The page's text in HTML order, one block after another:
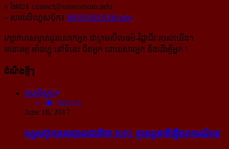
» មែល៖ contact@monoroom.info
» សារលើហ្វេសប៊ុក៖ MONOROOM.info
រក្សាភាពសម្ងាត់ជូនលោកអ្នក ជាក្រមសីលធម៌-​វិជ្ជាជីវៈ​របស់យើង។
មនោរម្យ.អាំងហ្វូ នៅទីនេះ ជិតអ្នក ដោយសារអ្នក និងដើម្បីអ្នក !
ដំណឹងថ្មីៗ
អានពិស្ដារ
301111
June 18, 2017
ហ្វេសប៊ុក​នគរបាល​ជាតិ​ថា K01 គ្មាន​តួនាទី​ធ្វើ​ចរាចរណ៍​ទេ